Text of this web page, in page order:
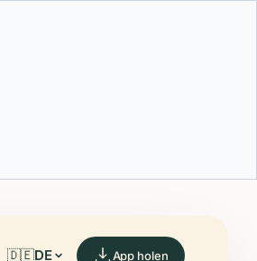
🇩🇪DE App holen